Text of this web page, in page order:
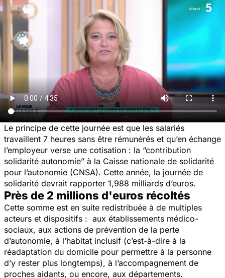
Le principe de cette journée est que les salariés
travaillent 7 heures sans être rémunérés et qu’en échange
l’employeur verse une cotisation : la “contribution
solidarité autonomie” à la Caisse nationale de solidarité
pour l’autonomie (CNSA). Cette année, la journée de
solidarité devrait rapporter 1,988 milliards d’euros.
Près de 2 millions d'euros récoltés
Cette somme est en suite redistribuée à de multiples
acteurs et dispositifs : aux établissements médico-
sociaux, aux actions de prévention de la perte
d’autonomie, à l’habitat inclusif (c’est-à-dire à la
réadaptation du domicile pour permettre à la personne
d’y rester plus longtemps), à l’accompagnement de
proches aidants, ou encore, aux départements.